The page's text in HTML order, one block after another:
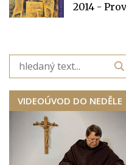
2014 -
VIDEOÚVOD DO NEDĚLE